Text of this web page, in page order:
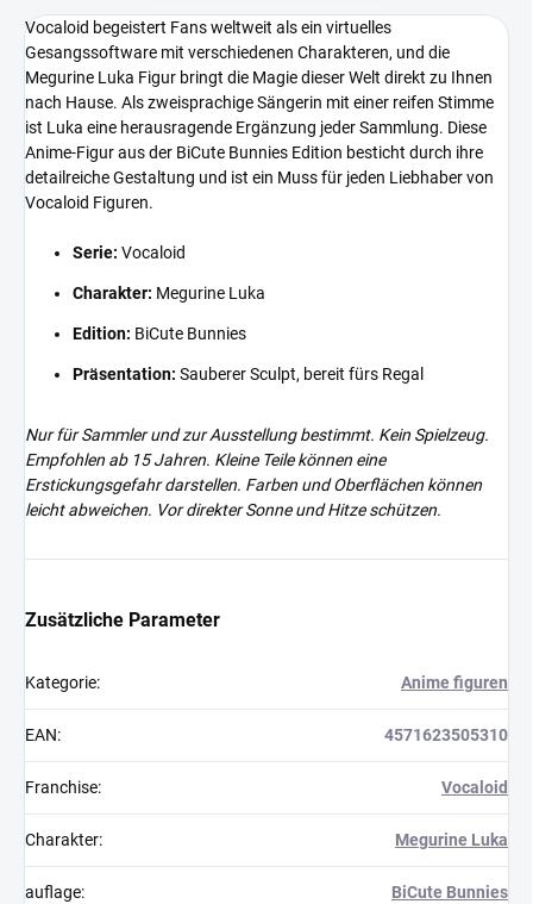
Vocaloid begeistert Fans weltweit als ein virtuelles
Gesangssoftware mit verschiedenen Charakteren, und die
Megurine Luka Figur bringt die Magie dieser Welt direkt zu Ihnen
nach Hause. Als zweisprachige Sängerin mit einer reifen Stimme
ist Luka eine herausragende Ergänzung jeder Sammlung. Diese
Anime-Figur aus der BiCute Bunnies Edition besticht durch ihre
detailreiche Gestaltung und ist ein Muss für jeden Liebhaber von
Vocaloid Figuren.
Serie: Vocaloid
Charakter: Megurine Luka
Edition: BiCute Bunnies
Präsentation: Sauberer Sculpt, bereit fürs Regal
Nur für Sammler und zur Ausstellung bestimmt. Kein Spielzeug.
Empfohlen ab 15 Jahren. Kleine Teile können eine
Erstickungsgefahr darstellen. Farben und Oberflächen können
leicht abweichen. Vor direkter Sonne und Hitze schützen.
Zusätzliche Parameter
Kategorie: Anime figuren
EAN: 4571623505310
Franchise: Vocaloid
Charakter: Megurine Luka
auflage: BiCute Bunnies